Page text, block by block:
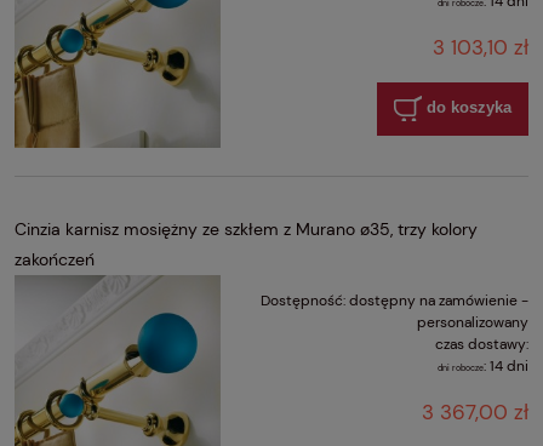
dni robocze
3 103,10 zł
do koszyka
Cinzia karnisz mosiężny ze szkłem z Murano ø35, trzy kolory
zakończeń
Dostępność:dostępny na zamówienie -
personalizowany
czas dostawy:
dni robocze:14 dni
3 367,00 zł